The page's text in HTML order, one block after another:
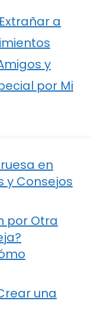
a
y
por Mi
en
y Consejos
por Otra
una